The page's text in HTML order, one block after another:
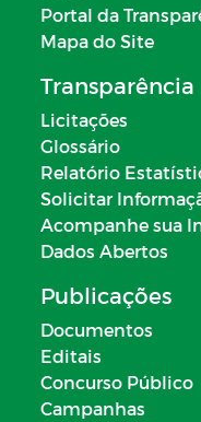
Portal da
Mapa do Site
Transparência
Licitações
Glossário
Relatório
Solicitar
Acompanhe sua
Dados Abertos
Publicações
Documentos
Editais
Concurso Público
Campanhas